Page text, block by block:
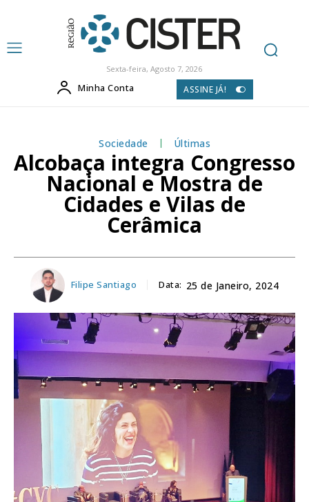
Sexta-feira, Agosto 7, 2026
Minha Conta ASSINE JÁ!
Sociedade Últimas
Alcobaça integra Congresso
Nacional e Mostra de
Cidades e Vilas de
Cerâmica
Filipe Santiago Data: 25 de Janeiro, 2024